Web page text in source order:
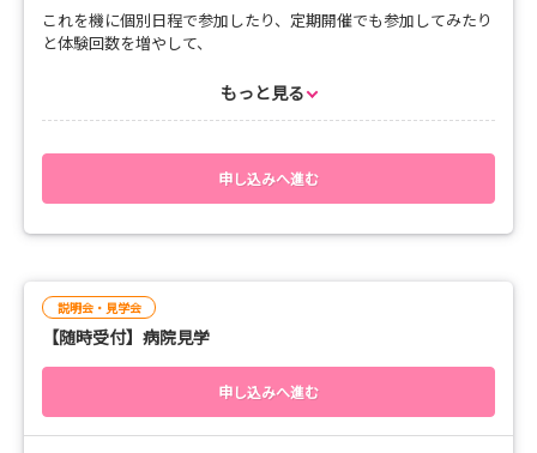
ffical/
これを機に個別日程で参加したり、定期開催でも参加してみたり
と体験回数を増やして、
【場所】
※複数日数希望の場合は、ご相談ください
【体験対応可能曜日】
月曜日～金曜日（祝日不可）
※お盆期間8/13～8/14、年末年始12/29～1/3はご遠慮くださ
もっと見る
申し込みへ進む
説明会・見学会
【随時受付】病院見学
申し込みへ進む